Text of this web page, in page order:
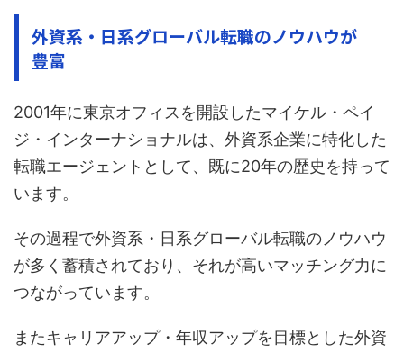
外資系・日系グローバル転職のノウハウが
豊富
2001年に東京オフィスを開設したマイケル・ペイ
ジ・インターナショナルは、外資系企業に特化した
転職エージェントとして、既に20年の歴史を持って
います。
その過程で外資系・日系グローバル転職のノウハウ
が多く蓄積されており、それが高いマッチング力に
つながっています。
またキャリアアップ・年収アップを目標とした外資